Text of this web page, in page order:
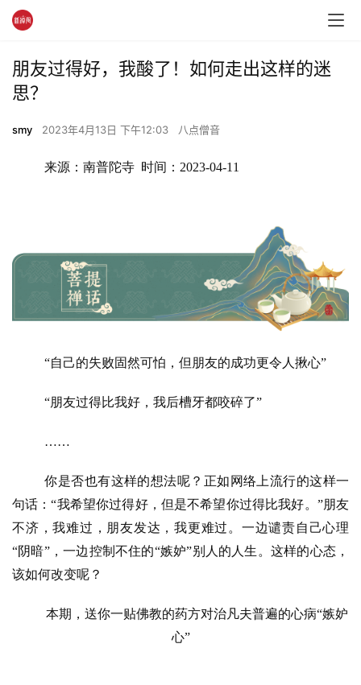
朋友过得好，我酸了！如何走出这样的迷
思？
smy 2023年4月13日 下午12:03 八点僧音
来源：南普陀寺  时间：2023-04-11
“自己的失败固然可怕，但朋友的成功更令人揪心”
“朋友过得比我好，我后槽牙都咬碎了”
……
你是否也有这样的想法呢？正如网络上流行的这样一
句话：“我希望你过得好，但是不希望你过得比我好。 ”朋友
不济，我难过，朋友发达，我更难过。一边谴责自己心理
“阴暗”，一边控制不住的“嫉妒”别人的人生。这样的心态，
该如何改变呢？
本期，送你一贴佛教的药方对治凡夫普遍的心病“嫉妒
心”